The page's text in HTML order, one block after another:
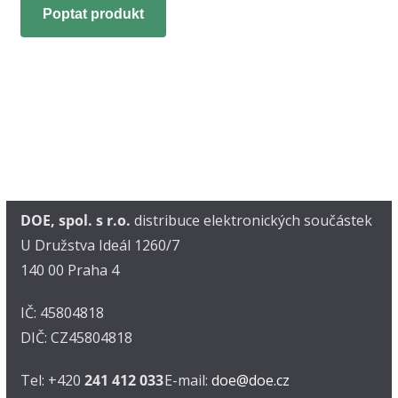
Poptat produkt
DOE, spol. s r.o. distribuce elektronických součástek
U Družstva Ideál 1260/7
140 00 Praha 4
IČ: 45804818
DIČ: CZ45804818
Tel: +420 241 412 033E-mail: doe@doe.cz